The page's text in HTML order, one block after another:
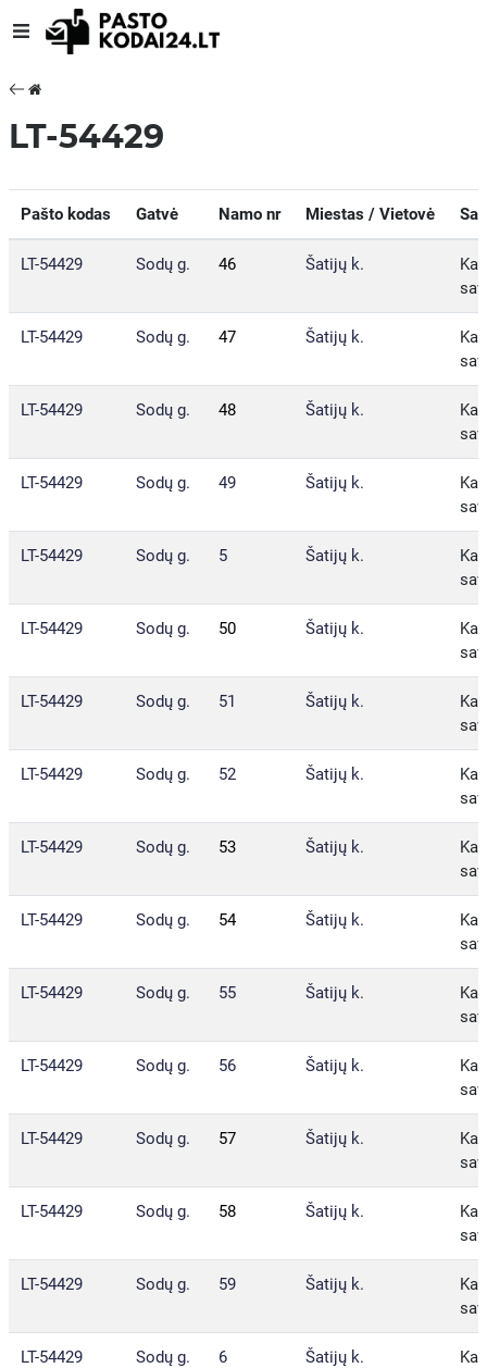
LT-54429
Pašto kodas Gatvė Namo nr Miestas / Vietovė
LT-54429 Sodų g. 46 Šatijų k.
LT-54429 Sodų g. 47 Šatijų k.
LT-54429 Sodų g. 48 Šatijų k.
LT-54429 Sodų g. 49 Šatijų k.
LT-54429 Sodų g. 5 Šatijų k.
LT-54429 Sodų g. 50 Šatijų k.
LT-54429 Sodų g. 51 Šatijų k.
LT-54429 Sodų g. 52 Šatijų k.
LT-54429 Sodų g. 53 Šatijų k.
LT-54429 Sodų g. 54 Šatijų k.
LT-54429 Sodų g. 55 Šatijų k.
LT-54429 Sodų g. 56 Šatijų k.
LT-54429 Sodų g. 57 Šatijų k.
LT-54429 Sodų g. 58 Šatijų k.
LT-54429 Sodų g. 59 Šatijų k.
LT-54429 Sodų g. 6 Šatijų k.